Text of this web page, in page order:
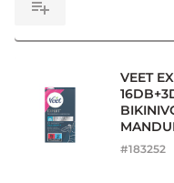
VEET
#183252